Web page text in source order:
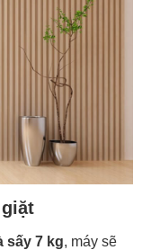
sấy 7 kg, máy sẽ